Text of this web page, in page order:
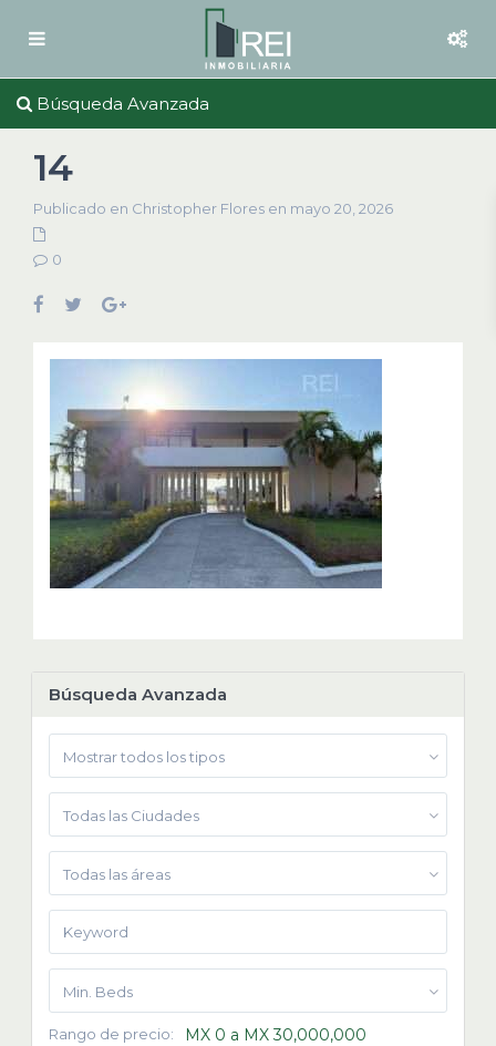
Búsqueda Avanzada
14
Publicado en Christopher Flores en mayo 20, 2026
0
Búsqueda Avanzada
Mostrar todos los tipos
Todas las Ciudades
Todas las áreas
Min. Beds
Rango de precio: MX 0 a MX 30,000,000